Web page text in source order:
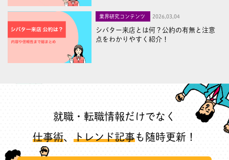
業界研究コンテンツ 2026,03,04
シバター来店とは何？公約の有無と注意
点をわかりやすく紹介！
就職・転職情報だけでなく
仕事術、 トレンド記事も随時更新！